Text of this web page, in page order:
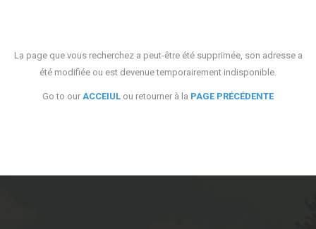
La page que vous recherchez a peut-être été supprimée, son adresse a
été modifiée ou est devenue temporairement indisponible.
Go to our ACCEIUL ou retourner à la PAGE PRÉCÉDENTE